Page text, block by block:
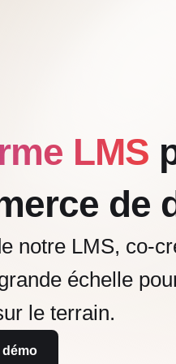
LMS
de
notre LMS, co-
échelle
le terrain.
démo